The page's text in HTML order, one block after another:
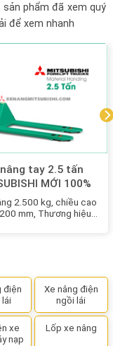
phẩm đã xem quý
để xem nhanh
tay 2.5 tấn
MỚI 100%
2.500 kg, chiều cao
mm, Thương hiệu
điện
Xe nâng điện
ngồi lái
xe
nạp
Lốp xe nâng